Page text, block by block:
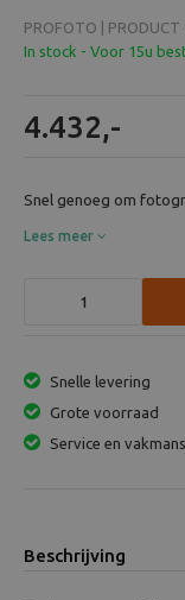
PROFOTO |
In stock - Voor 15u
4.432,-
Snel genoeg om
Lees meer
Snelle levering
Grote voorraad
Service en
Beschrijving